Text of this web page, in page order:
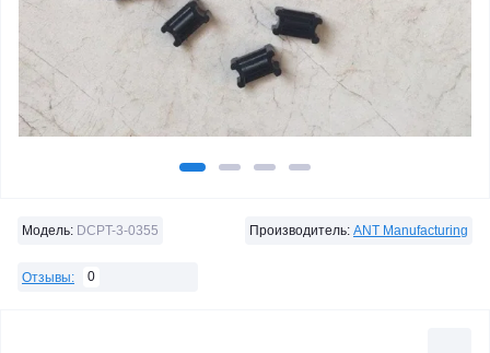
Модель: DCPT-3-0355 Производитель: ANT Manufacturing
Отзывы: 0